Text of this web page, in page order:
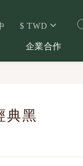
$ TWD
企業合作
典黑